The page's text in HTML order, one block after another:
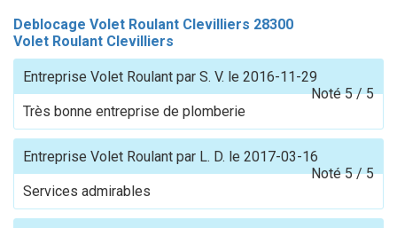
Deblocage Volet Roulant Clevilliers 28300
Volet Roulant Clevilliers
Entreprise Volet Roulant par S. V. le 2016-11-29
Noté5/5
Très bonne entreprise de plomberie
Entreprise Volet Roulant par L. D. le 2017-03-16
Noté5/5
Services admirables